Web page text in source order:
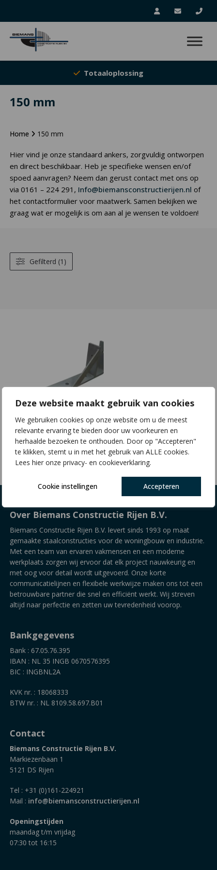
Deze website maakt gebruik van cookies
We gebruiken cookies op onze website om u de meest
relevante ervaring te bieden door uw voorkeuren en
herhaalde bezoeken te onthouden. Door op "Accepteren"
te klikken, stemt u in met het gebruik van ALLE cookies.
Lees hier onze privacy- en cookieverklaring.
Cookie instellingen Accepteren
Totaaloplossing
150 mm
Home 150 mm
Hier vind je onze standaard ankers, zorgvuldig ontworpen
en direct beschikbaar. Heb je specifieke wensen en/of
spoed aanvragen? Neem dan gerust contact met ons op
via 0161 – 224 291, Info@biemansconstructierijen.nl of
het contactformulier voor maatwerk. Samen bekijken we
graag wat er mogelijk is om aan al je wensen te voldoen!
Gefilterd (1)
F10 | S60x10 |
L400x150
€12,32
Over Biemans Constructie Rijen B.V.
Biemans Constructie Rijen B.V. levert sinds 1993 op maat
gemaakte staalconstructies voor de woningbouw en industrie.
Met een team van ervaren vakmensen en een moderne
werkplaats zorgen wij ervoor dat elk project nauwkeurig en
met oog voor detail wordt uitgevoerd. Onze korte
communicatielijnen en flexibele werkwijze maken ons tot een
betrouwbare partner die snel en efficiënt werkt. Wij streven
altijd naar perfectie en zetten uw tevredenheid voorop.
Bankgegevens
Bank : 67.05.76.395
IBAN : NL 35 INGB 0670576395
BIC : INGBNL2A
KVK nr. : 18068333
BTW nr. : NL 8109.58.697.B01
Contact
Biemans Constructie Rijen B.V.
Markiezenbaan 1
5121 DS Rijen
Tel : +31 (0)161-224921
Mail : info@biemansconstructierijen.nl
Openingstijden
maandag t/m vrijdag
07:30 tot 16:15